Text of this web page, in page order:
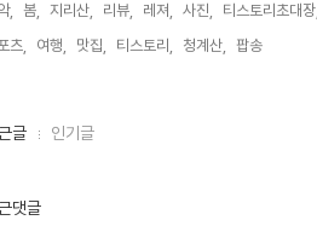
,
봄, 지리산, 리뷰, 레져, 사진,
티스토리초대장,
츠,
여행, 맛집, 티스토리, 청계산, 팝송,
글 인기글
댓글